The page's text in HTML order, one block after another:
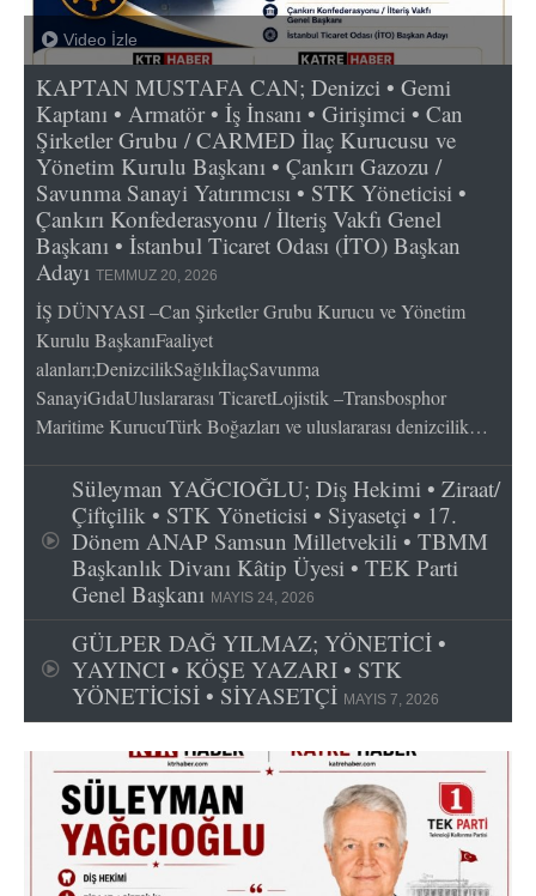
Video İzle
KAPTAN MUSTAFA CAN; Denizci • Gemi
Kaptanı • Armatör • İş İnsanı • Girişimci • Can
Şirketler Grubu / CARMED İlaç Kurucusu ve
Yönetim Kurulu Başkanı • Çankırı Gazozu /
Savunma Sanayi Yatırımcısı • STK Yöneticisi •
Çankırı Konfederasyonu / İlteriş Vakfı Genel
Başkanı • İstanbul Ticaret Odası (İTO) Başkan
Adayı TEMMUZ 20, 2026
İŞ DÜNYASI –Can Şirketler Grubu Kurucu ve Yönetim
Kurulu BaşkanıFaaliyet
alanları;DenizcilikSağlıkİlaçSavunma
SanayiGıdaUluslararası TicaretLojistik –Transbosphor
Maritime KurucuTürk Boğazları ve uluslararası denizcilik…
Süleyman YAĞCIOĞLU; Diş Hekimi • Ziraat/
Çiftçilik • STK Yöneticisi • Siyasetçi • 17.
Dönem ANAP Samsun Milletvekili • TBMM
Başkanlık Divanı Kâtip Üyesi • TEK Parti
Genel Başkanı MAYIS 24, 2026
GÜLPER DAĞ YILMAZ; YÖNETİCİ •
YAYINCI • KÖŞE YAZARI • STK
YÖNETİCİSİ • SİYASETÇİ MAYIS 7, 2026